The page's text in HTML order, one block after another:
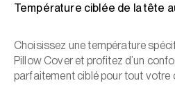
Température ciblée de la tête
Choisissez une température
Pillow Cover et profitez d’un
parfaitement ciblé pour tout votre